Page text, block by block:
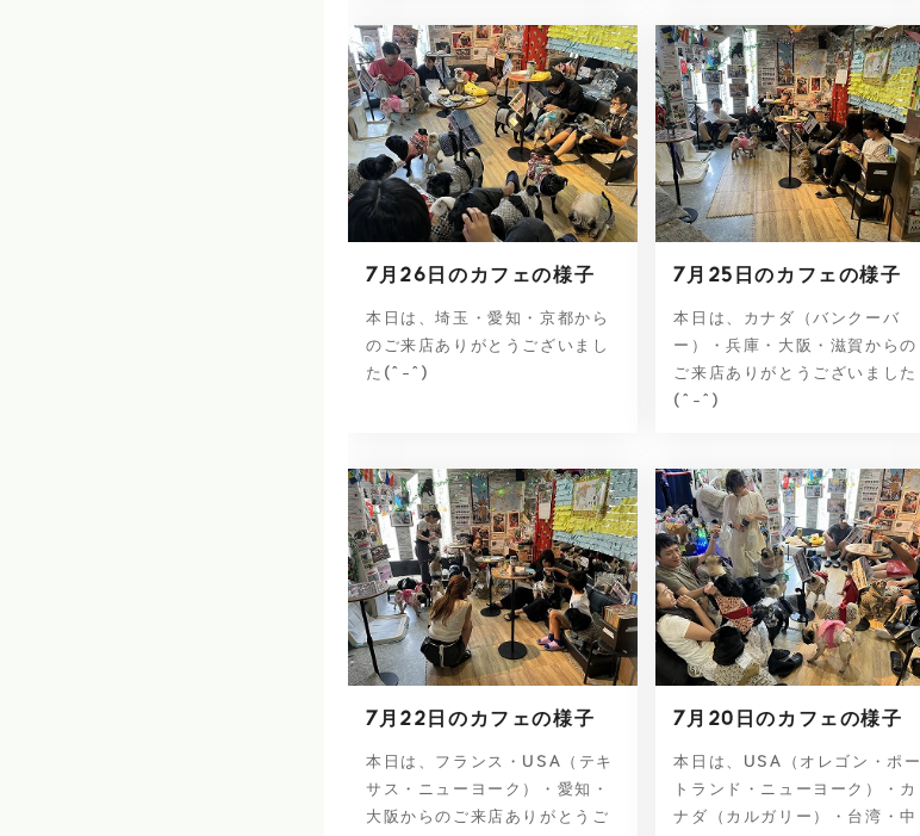
7月26日のカフェの様子
本日は、埼玉・愛知・京都から
のご来店ありがとうございまし
た(^-^)
7月25日のカフェの様子
本日は、カナダ（バンクーバ
ー）・兵庫・大阪・滋賀からの
ご来店ありがとうございました
(^-^)
7月22日のカフェの様子
本日は、フランス・USA（テキ
サス・ニューヨーク）・愛知・
大阪からのご来店ありがとうご
7月20日のカフェの様子
本日は、USA（オレゴン・ポー
トランド・ニューヨーク）・カ
ナダ（カルガリー）・台湾・中